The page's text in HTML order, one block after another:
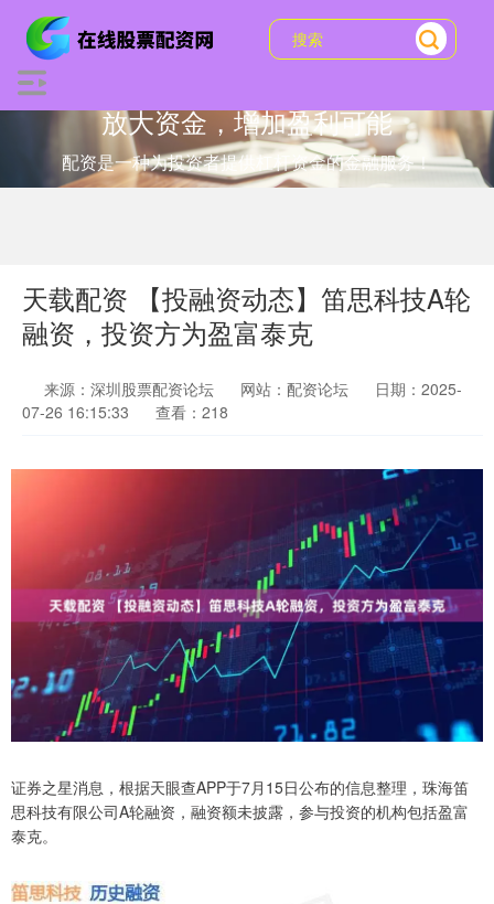
放大资金，增加盈利可能
配资是一种为投资者提供杠杆资金的金融服务！
天载配资 【投融资动态】笛思科技A轮
融资，投资方为盈富泰克
来源：深圳股票配资论坛 网站：配资论坛
日期：2025-
07-26 16:15:33
查看：218
证券之星消息，根据天眼查APP于7月15日公布的信息整理，珠海笛
思科技有限公司A轮融资，融资额未披露，参与投资的机构包括盈富
泰克。